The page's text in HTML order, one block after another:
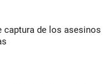
captura de los asesinos